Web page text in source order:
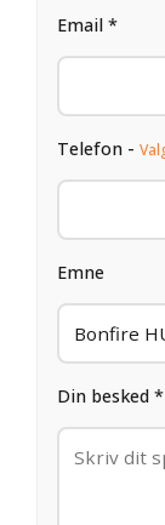
Email *
Telefon -
Emne
Din besked *